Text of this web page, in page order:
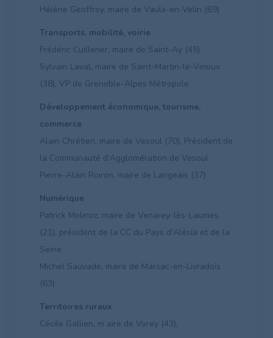
Hélène Geoffroy, maire de Vaulx-en-Velin (69)
Transports, mobilité, voirie
Frédéric Cuillerier, maire de Saint-Ay (45)
Sylvain Laval, maire de Saint-Martin-le-Vinoux
(38), VP de Grenoble-Alpes Métropole
Développement économique, tourisme,
commerce
Alain Chrétien, maire de Vesoul (70), Président de
la Communauté d'Agglomération de Vesoul
Pierre-Alain Roiron, maire de Langeais (37)
Numérique
Patrick Molinoz, maire de Venarey-lès-Laumes
(21), président de la CC du Pays d'Alésia et de la
Seine
Michel Sauvade, maire de Marsac-en-Livradois
(63)
Territoires ruraux
Cécile Gallien, m aire de Vorey (43),